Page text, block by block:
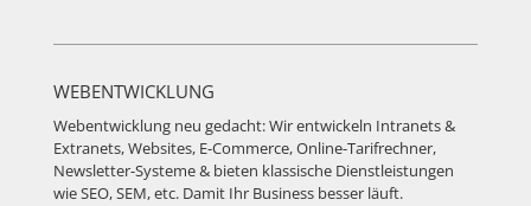
WEBENTWICKLUNG
Webentwicklung neu gedacht: Wir entwickeln Intranets &
Extranets, Websites, E-Commerce, Online-Tarifrechner,
Newsletter-Systeme & bieten klassische Dienstleistungen
wie SEO, SEM, etc. Damit Ihr Business besser läuft.